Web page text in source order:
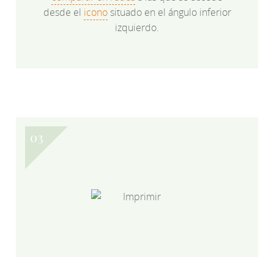
desde el iconosituado en el ángulo inferior
izquierdo.